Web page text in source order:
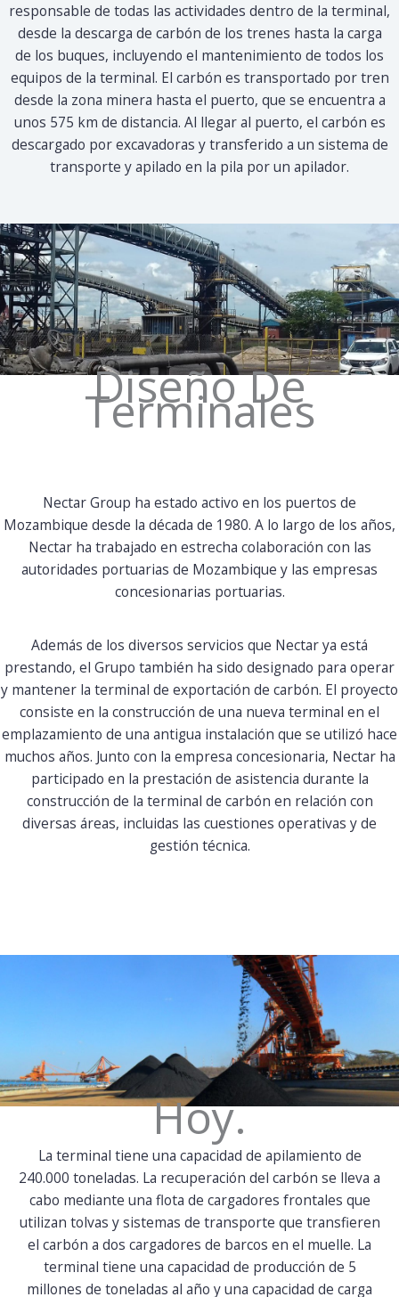
responsable de todas las actividades dentro de la terminal,
desde la descarga de carbón de los trenes hasta la carga
de los buques, incluyendo el mantenimiento de todos los
equipos de la terminal. El carbón es transportado por tren
desde la zona minera hasta el puerto, que se encuentra a
unos 575 km de distancia. Al llegar al puerto, el carbón es
descargado por excavadoras y transferido a un sistema de
transporte y apilado en la pila por un apilador.
Diseño De
Terminales
Nectar Group ha estado activo en los puertos de
Mozambique desde la década de 1980. A lo largo de los años,
Nectar ha trabajado en estrecha colaboración con las
autoridades portuarias de Mozambique y las empresas
concesionarias portuarias.
Además de los diversos servicios que Nectar ya está
prestando, el Grupo también ha sido designado para operar
y mantener la terminal de exportación de carbón. El proyecto
consiste en la construcción de una nueva terminal en el
emplazamiento de una antigua instalación que se utilizó hace
muchos años. Junto con la empresa concesionaria, Nectar ha
participado en la prestación de asistencia durante la
construcción de la terminal de carbón en relación con
diversas áreas, incluidas las cuestiones operativas y de
gestión técnica.
Hoy.
La terminal tiene una capacidad de apilamiento de
240.000 toneladas. La recuperación del carbón se lleva a
cabo mediante una flota de cargadores frontales que
utilizan tolvas y sistemas de transporte que transfieren
el carbón a dos cargadores de barcos en el muelle. La
terminal tiene una capacidad de producción de 5
millones de toneladas al año y una capacidad de carga